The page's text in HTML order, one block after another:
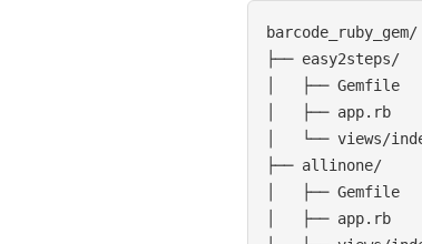
barcode_ruby_gem/
├── easy2steps/
│   ├── Gemfile
│   ├── app.rb
│   └── views/
├── allinone/
│   ├── Gemfile
│   ├── app.rb